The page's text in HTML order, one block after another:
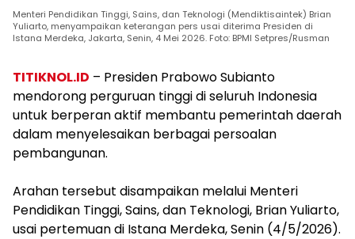
Menteri Pendidikan Tinggi, Sains, dan Teknologi (Mendiktisaintek) Brian
Yuliarto, menyampaikan keterangan pers usai diterima Presiden di
Istana Merdeka, Jakarta, Senin, 4 Mei 2026. Foto: BPMI Setpres/Rusman
TITIKNOL.ID – Presiden Prabowo Subianto
mendorong perguruan tinggi di seluruh Indonesia
untuk berperan aktif membantu pemerintah daerah
dalam menyelesaikan berbagai persoalan
pembangunan.
‎Arahan tersebut disampaikan melalui Menteri
Pendidikan Tinggi, Sains, dan Teknologi, Brian Yuliarto,
usai pertemuan di Istana Merdeka, Senin (4/5/2026).